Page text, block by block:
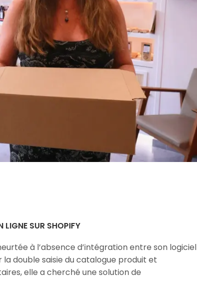
LIGNE SUR SHOPIFY
à l’absence d’intégration entre son logiciel
la double saisie du catalogue produit et
elle a cherché une solution de